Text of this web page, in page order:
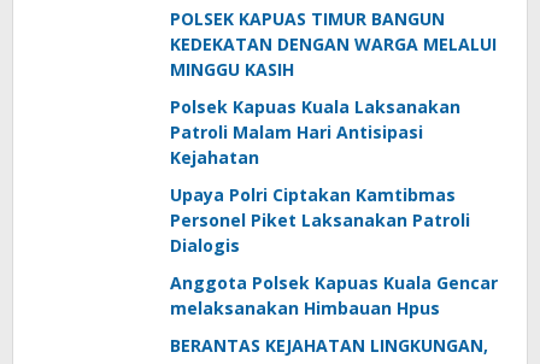
POLSEK KAPUAS TIMUR BANGUN
KEDEKATAN DENGAN WARGA MELALUI
MINGGU KASIH
Polsek Kapuas Kuala Laksanakan
Patroli Malam Hari Antisipasi
Kejahatan
Upaya Polri Ciptakan Kamtibmas
Personel Piket Laksanakan Patroli
Dialogis
Anggota Polsek Kapuas Kuala Gencar
melaksanakan Himbauan Hpus
BERANTAS KEJAHATAN LINGKUNGAN,